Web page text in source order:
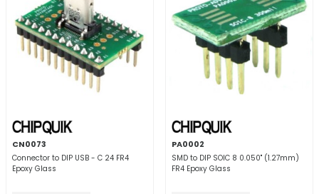
CN0073
Connector to DIP USB - C 24 FR4
Epoxy Glass
PA0002
SMD to DIP SOIC 8 0.050" (1.27mm)
FR4 Epoxy Glass